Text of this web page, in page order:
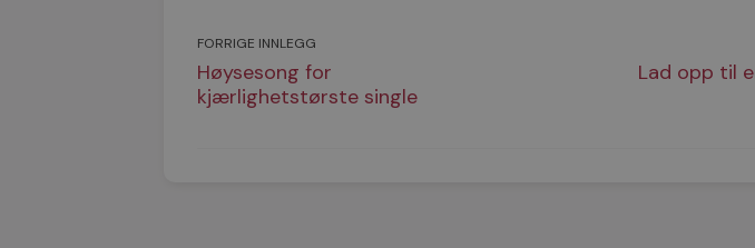
FORRIGE INNLEGG
Høysesong for
kjærlighetstørste single
Lad opp til